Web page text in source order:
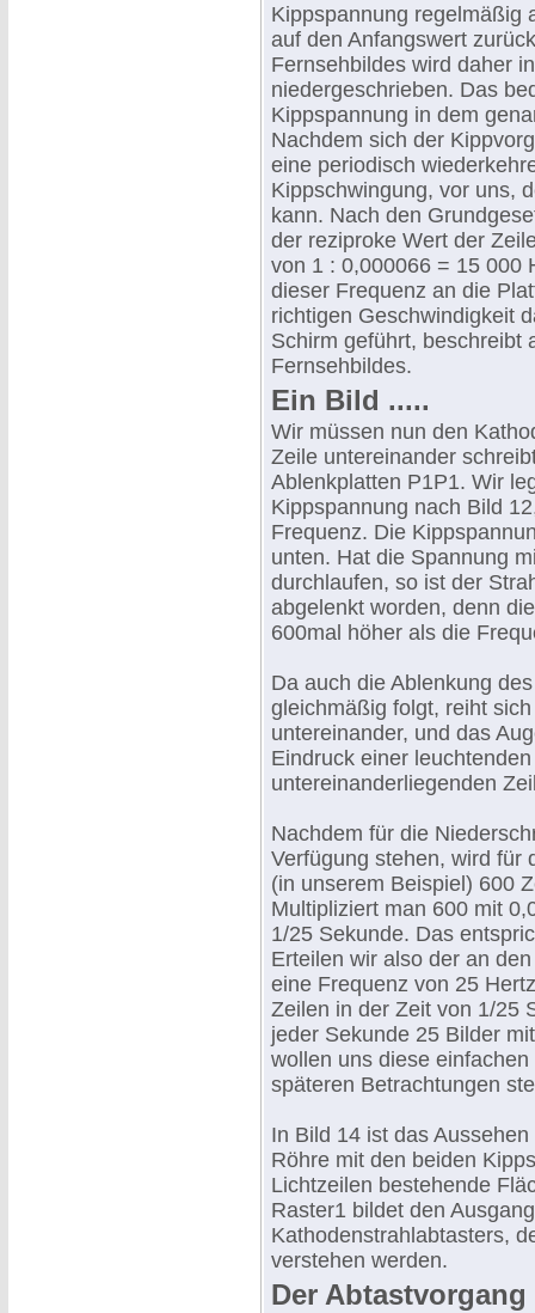
Kippspannung regelmäßig
auf den Anfangswert
Fernsehbildes wird daher
niedergeschrieben. Das
Kippspannung in dem
Nachdem sich der
eine periodisch
Kippschwingung, vor uns,
kann. Nach den
der reziproke Wert der
von 1 : 0,000066 = 15 000
dieser Frequenz an die
richtigen Geschwindigkeit
Schirm geführt, beschreibt
Fernsehbildes.
Ein Bild .....
Wir müssen nun den
Zeile untereinander
Ablenkplatten P1P1. Wir
Kippspannung nach Bild
Frequenz. Die
unten. Hat die Spannung
durchlaufen, so ist der
abgelenkt worden, denn
600mal höher als die
Da auch die Ablenkung
gleichmäßig folgt, reiht
untereinander, und das
Eindruck einer
untereinanderliegenden
Nachdem für die
Verfügung stehen, wird für
(in unserem Beispiel) 600
Multipliziert man 600 mit
1/25 Sekunde. Das
Erteilen wir also der an
eine Frequenz von 25
Zeilen in der Zeit von 1/25
jeder Sekunde 25 Bilder
wollen uns diese
späteren Betrachtungen
In Bild 14 ist das
Röhre mit den beiden
Lichtzeilen bestehende
Raster1 bildet den
Kathodenstrahlabtasters,
verstehen werden.
Der Abtastvorgang